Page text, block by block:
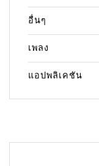
อื่นๆ
เพลง
แอปพลิเคชัน